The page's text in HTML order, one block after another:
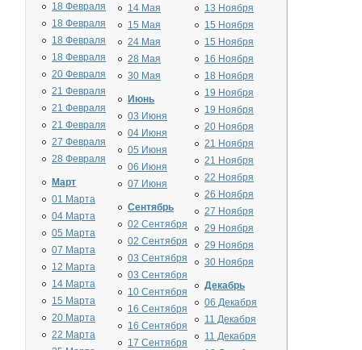
18 Февраля
18 Февраля
18 Февраля
18 Февраля
20 Февраля
21 Февраля
21 Февраля
21 Февраля
27 Февраля
28 Февраля
Март
01 Марта
04 Марта
05 Марта
07 Марта
12 Марта
14 Марта
15 Марта
20 Марта
22 Марта
14 Мая
15 Мая
24 Мая
28 Мая
30 Мая
Июнь
03 Июня
04 Июня
05 Июня
06 Июня
07 Июня
Сентябрь
02 Сентября
02 Сентября
03 Сентября
03 Сентября
10 Сентября
16 Сентября
16 Сентября
17 Сентября
13 Ноября
15 Ноября
15 Ноября
16 Ноября
18 Ноября
19 Ноября
19 Ноября
20 Ноября
21 Ноября
21 Ноября
22 Ноября
26 Ноября
27 Ноября
29 Ноября
29 Ноября
30 Ноября
Декабрь
06 Декабря
11 Декабря
11 Декабря